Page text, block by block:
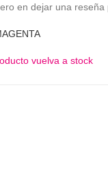
en dejar una
vuelva a stock